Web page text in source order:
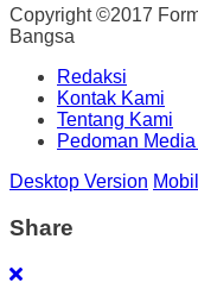
Copyright ©2017
Bangsa
Redaksi
Kontak Kami
Tentang Kami
Pedoman
Desktop Version
Share